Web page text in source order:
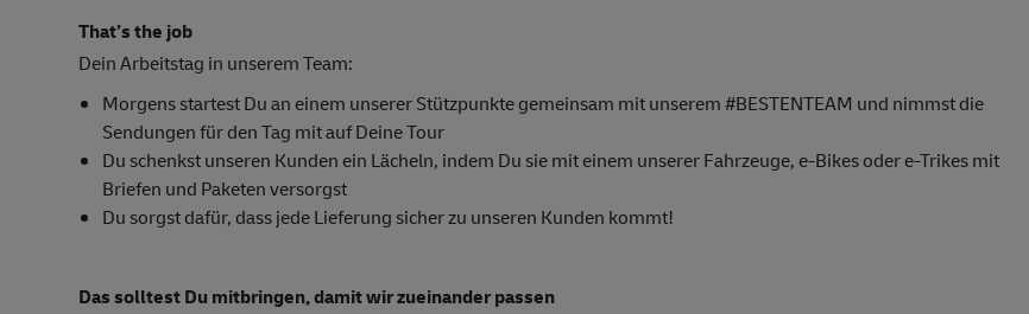
That’s the job
Dein Arbeitstag in unserem Team:
Morgens startest Du an einem unserer Stützpunkte gemeinsam mit unserem #BESTENTEAM und nimmst die
Sendungen für den Tag mit auf Deine Tour
Du schenkst unseren Kunden ein Lächeln, indem Du sie mit einem unserer Fahrzeuge, e-Bikes oder e-Trikes mit
Briefen und Paketen versorgst
Du sorgst dafür, dass jede Lieferung sicher zu unseren Kunden kommt!
Das solltest Du mitbringen, damit wir zueinander passen